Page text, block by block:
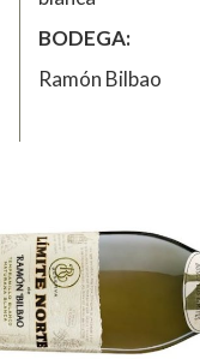
BODEGA
Ramón Bilbao